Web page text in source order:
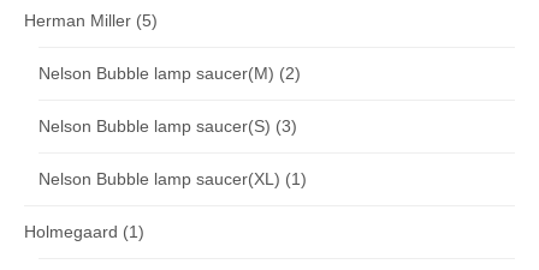
Herman Miller (5)
Nelson Bubble lamp saucer(M) (2)
Nelson Bubble lamp saucer(S) (3)
Nelson Bubble lamp saucer(XL) (1)
Holmegaard (1)